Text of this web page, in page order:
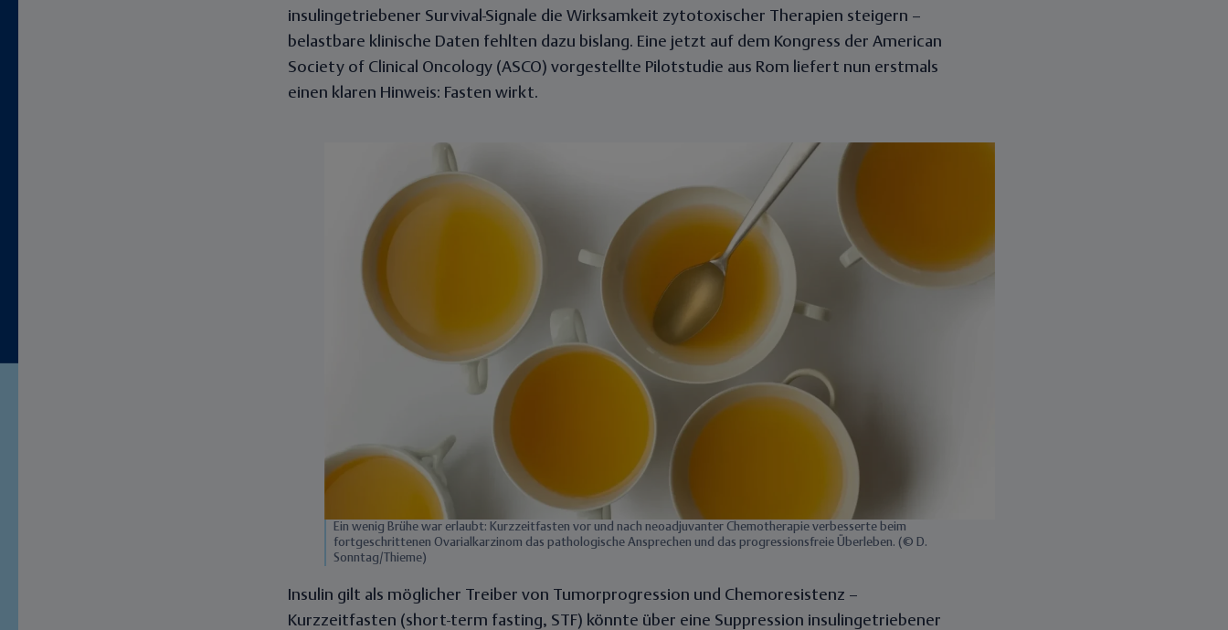
insulingetriebener Survival-Signale die Wirksamkeit zytotoxischer Therapien steigern –
belastbare klinische Daten fehlten dazu bislang. Eine jetzt auf dem Kongress der American
Society of Clinical Oncology (ASCO) vorgestellte Pilotstudie aus Rom liefert nun erstmals
einen klaren Hinweis: Fasten wirkt.
Ein wenig Brühe war erlaubt: Kurzzeitfasten vor und nach neoadjuvanter Chemotherapie verbesserte beim
fortgeschrittenen Ovarialkarzinom das pathologische Ansprechen und das progressionsfreie Überleben. (© D.
Sonntag/Thieme)
Insulin gilt als möglicher Treiber von Tumorprogression und Chemoresistenz –
Kurzzeitfasten (short-term fasting, STF) könnte über eine Suppression insulingetriebener